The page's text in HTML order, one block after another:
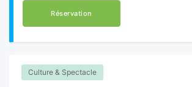
Réservation
Culture & Spectacle